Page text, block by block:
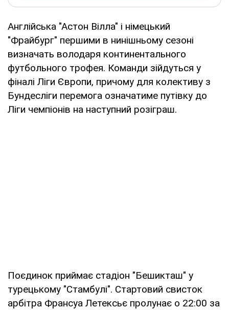
Англійська "Астон Вілла" і німецький
"Фрайбург" першими в нинішньому сезоні
визначать володаря континентального
футбольного трофея. Команди зійдуться у
фіналі Ліги Європи, причому для колективу з
Бундесліги перемога означатиме путівку до
Ліги чемпіонів на наступний розіграш.
Поєдинок приймає стадіон "Бешикташ" у
турецькому "Стамбулі". Стартовий свисток
арбітра Франсуа Летексьє пролунає о 22:00 за